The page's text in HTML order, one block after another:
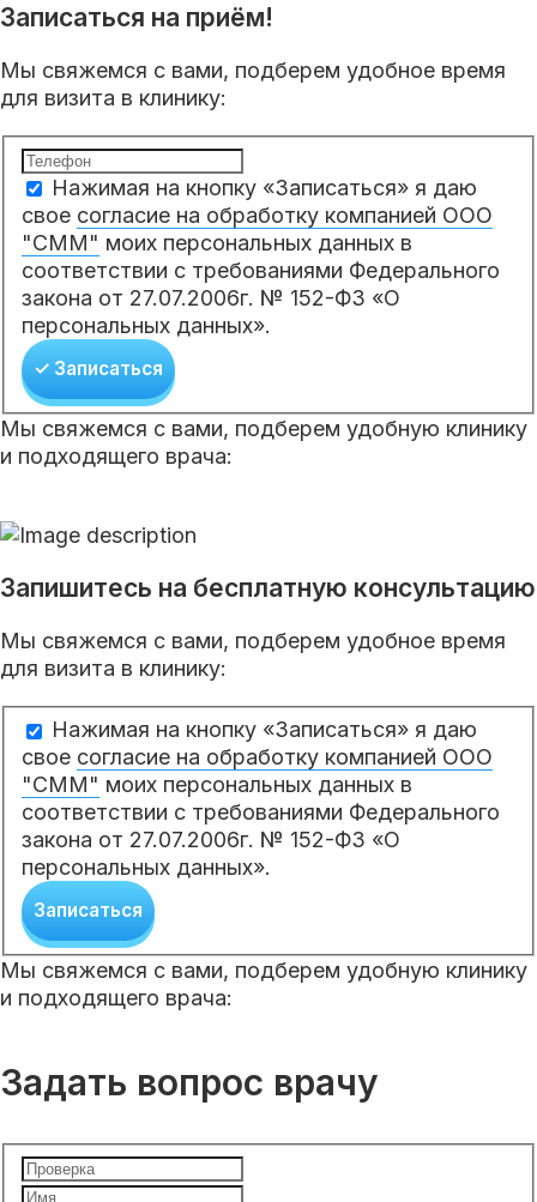
Записаться на приём!
Мы свяжемся с вами, подберем удобное время
для визита в клинику:
Нажимая на кнопку «Записаться» я даю
свое согласие на обработку компанией ООО
"СММ" моих персональных данных в
соответствии с требованиями Федерального
закона от 27.07.2006г. № 152-ФЗ «О
персональных данных».
✓ Записаться
Мы свяжемся с вами, подберем удобную клинику
и подходящего врача:
Запишитесь на бесплатную консультацию
Мы свяжемся с вами, подберем удобное время
для визита в клинику:
Нажимая на кнопку «Записаться» я даю
свое согласие на обработку компанией ООО
"СММ" моих персональных данных в
соответствии с требованиями Федерального
закона от 27.07.2006г. № 152-ФЗ «О
персональных данных».
Записаться
Мы свяжемся с вами, подберем удобную клинику
и подходящего врача:
Задать вопрос врачу